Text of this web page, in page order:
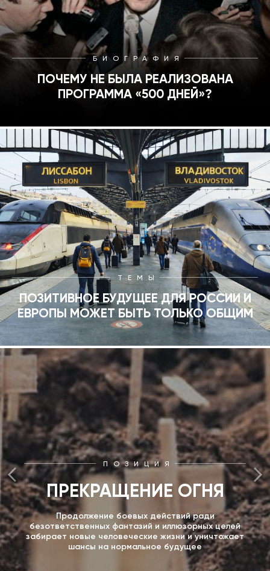
БИОГРАФИЯ
ПОЧЕМУ НЕ БЫЛА РЕАЛИЗОВАНА
ПРОГРАММА «500 ДНЕЙ»?
ТЕМЫ
ПОЗИТИВНОЕ БУДУЩЕЕ ДЛЯ РОССИИ И
ЕВРОПЫ МОЖЕТ БЫТЬ ТОЛЬКО ОБЩИМ
ПОЗИЦИЯ
ПРЕКРАЩЕНИЕ ОГНЯ
Продолжение боевых действий ради
безответственных фантазий и иллюзорных целей
забирает новые человеческие жизни и уничтожает
шансы на нормальное будущее